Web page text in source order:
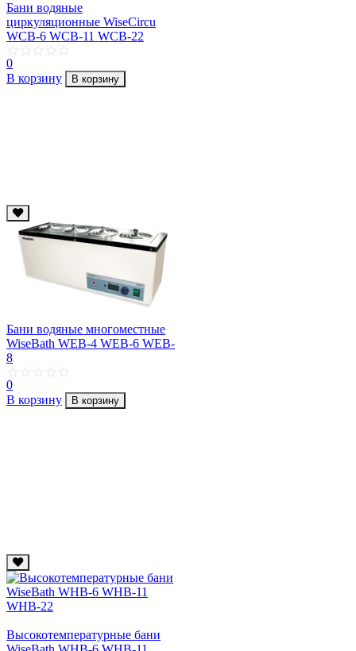
Бани водяные
циркуляционные WiseCircu
WСB-6 WСB-11 WСB-22
0
В корзину
В корзину
Бани водяные многоместные
WiseBath WEB-4 WEB-6 WEB-
8
0
В корзину
В корзину
Высокотемпературные бани